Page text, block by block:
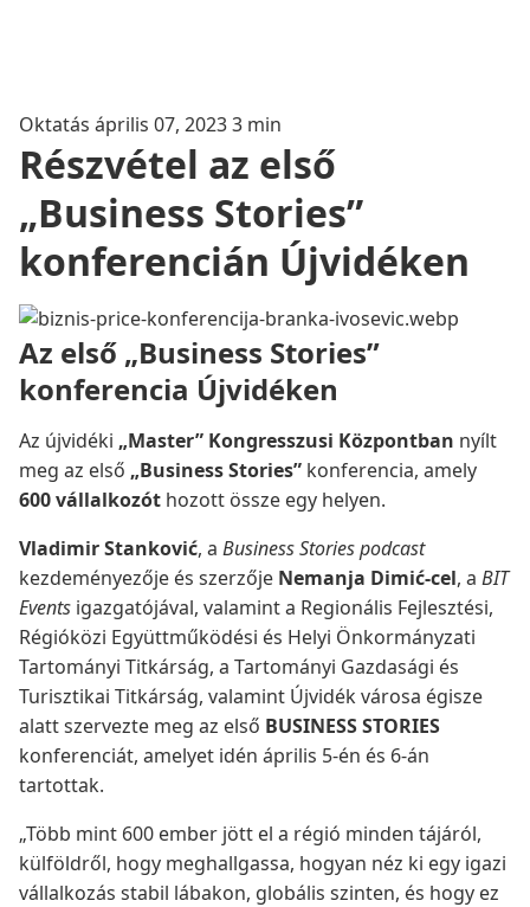
Oktatás április 07, 20233 min
Részvétel az első
„Business Stories”
konferencián Újvidéken
Az első „Business Stories”
konferencia Újvidéken
Az újvidéki „Master” Kongresszusi Központban nyílt
meg az első „Business Stories” konferencia, amely
600 vállalkozót hozott össze egy helyen.
Vladimir Stanković, a Business Stories podcast
kezdeményezője és szerzője Nemanja Dimić-cel, a BIT
Events igazgatójával, valamint a Regionális Fejlesztési,
Régióközi Együttműködési és Helyi Önkormányzati
Tartományi Titkárság, a Tartományi Gazdasági és
Turisztikai Titkárság, valamint Újvidék városa égisze
alatt szervezte meg az első BUSINESS STORIES
konferenciát, amelyet idén április 5-én és 6-án
tartottak.
„Több mint 600 ember jött el a régió minden tájáról,
külföldről, hogy meghallgassa, hogyan néz ki egy igazi
vállalkozás stabil lábakon, globális szinten, és hogy ez